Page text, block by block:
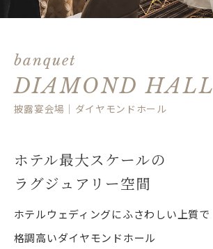
banquet
DIAMOND HALL
披露宴会場｜ダイヤモンドホール
ホテル最大スケールの
ラグジュアリー空間
ホテルウェディングにふさわしい上質で
格調高いダイヤモンドホール